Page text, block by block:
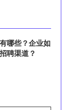
哪些？企业如
聘渠道？